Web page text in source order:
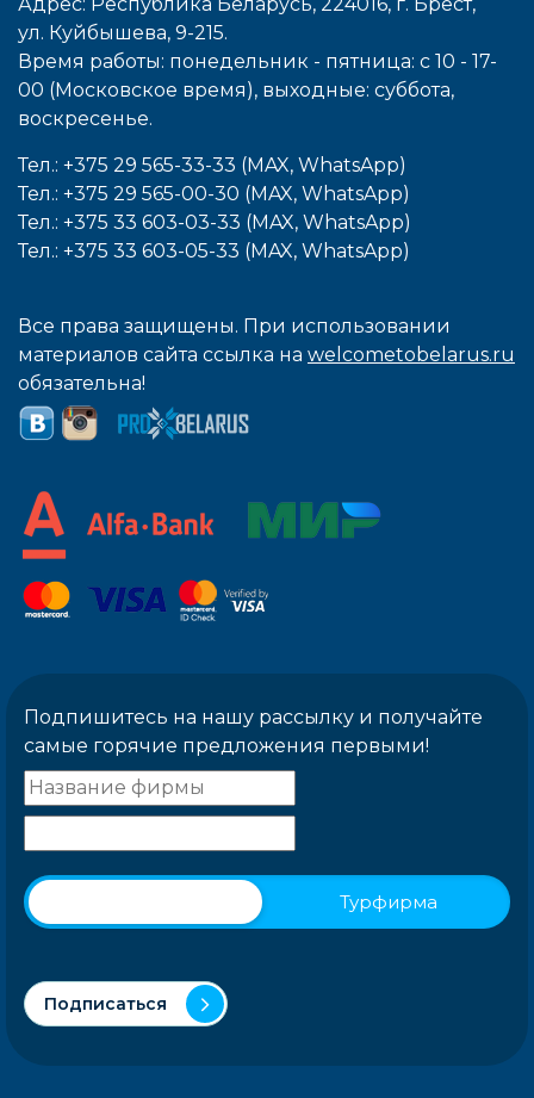
ул. Куйбышева, 9-215.
Время работы: понедельник - пятница: с 10 - 17-
00 (Московское время), выходные: cуббота,
воcкресенье.
Тел.: +375 29 565-33-33 (MAX, WhatsApp)
Тел.: +375 29 565-00-30 (MAX, WhatsApp)
Тел.: +375 33 603-03-33 (MAX, WhatsApp)
Тел.: +375 33 603-05-33 (MAX, WhatsApp)
Все права защищены. При использовании
материалов сайта ссылка на welcometobelarus.ru
обязательна!
Подпишитесь на нашу рассылку и получайте
самые горячие предложения первыми!
Турфирма
Подписаться